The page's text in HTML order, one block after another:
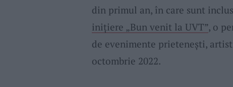
din primul an, în care sunt
inițiere „Bun venit la UVT”, o
de evenimente prietenești,
octombrie 2022.